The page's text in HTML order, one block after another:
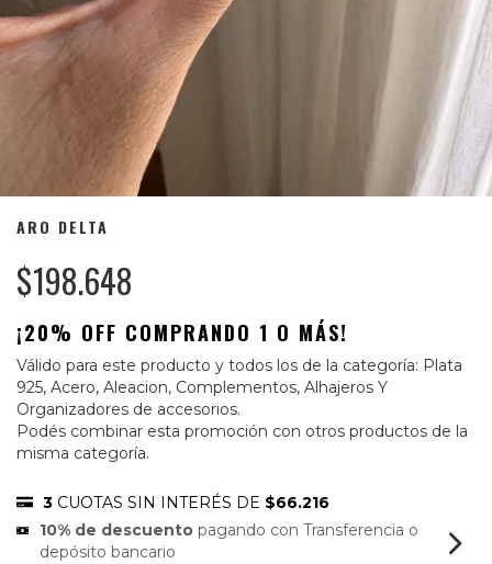
ARO DELTA
$198.648
¡20% OFF COMPRANDO 1 O MÁS!
Válido para este producto y todos los de la categoría: Plata
925, Acero, Aleacion, Complementos, Alhajeros Y
Organizadores de accesorios.
Podés combinar esta promoción con otros productos de la
misma categoría.
3 CUOTAS SIN INTERÉS DE $66.216
10% de descuento pagando con Transferencia o
depósito bancario